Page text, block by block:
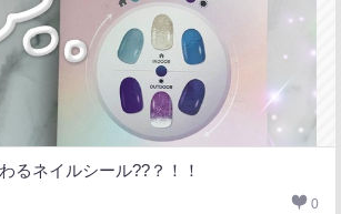
るネイルシール??？！！
0